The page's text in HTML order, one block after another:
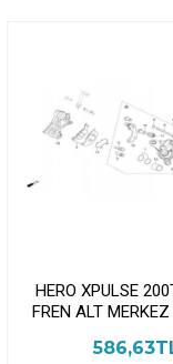
HERO XPULSE
FREN ALT